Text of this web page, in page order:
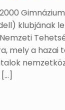
klubjának
mely a hazai
[…]